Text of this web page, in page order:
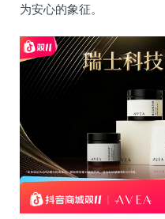
为安心的象征。